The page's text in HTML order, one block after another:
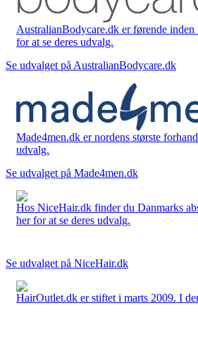
AustralianBodycare.dk er førende
for at se deres udvalg.
Se udvalget på AustralianBodycare.dk
Made4men.dk er nordens største
udvalg.
Se udvalget på Made4men.dk
Hos NiceHair.dk finder du Danmarks
her for at se deres udvalg.
Se udvalget på NiceHair.dk
HairOutlet.dk er stiftet i marts 2009. I